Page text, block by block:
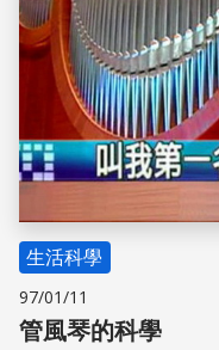
生活科學
97/01/11
管風琴的科學